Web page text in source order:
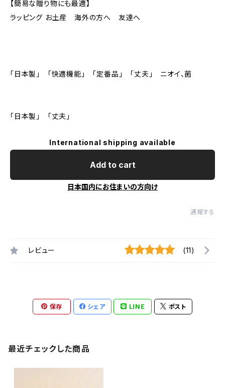
【簡易な贈り物にも最適】
ラッピング お土産 海外の方へ 友達へ
「日本製」 「快適機能」 「定番品」 「丈夫」 ニオイ、菌
「日本製」 「丈夫」
International shipping available
Add to cart
日本国内にお住まいの方向け
通報する
レビュー (11)
保存 シェア LINE ポスト
最近チェックした商品